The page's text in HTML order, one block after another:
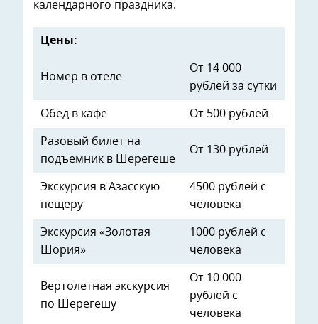
календарного праздника.
Цены:
Номер в отеле
От 14 000
рублей за сутки
Обед в кафе От 500 рублей
Разовый билет на
подъемник в Шерегеше
От 130 рублей
Экскурсия в Азасскую
пещеру
4500 рублей с
человека
Экскурсия «Золотая
Шория»
1000 рублей с
человека
Вертолетная экскурсия
по Шерегешу
От 10 000
рублей с
человека